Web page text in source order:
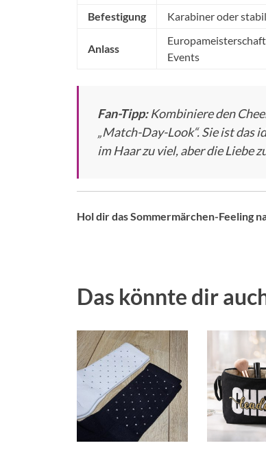
Befestigung
Karabiner oder
Anlass
Events
Fan-Tipp:Kombiniere den
„Match-Day-Look“. Sie ist das
im Haar zu viel, aber die Liebe
Hol dir das Sommermärchen-Feeling
Das könnte dir